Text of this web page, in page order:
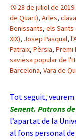
28 de juliol de 2019
de Quart), Arles,
Benissants, els Sants
XIX), Josep Pasqual,
Patraix, Pèrsia, Premi
saviesa popular de
Barcelona, Vara de
Tot seguit, veurem
Senent. Patrons
l’apartat de la
al fons personal